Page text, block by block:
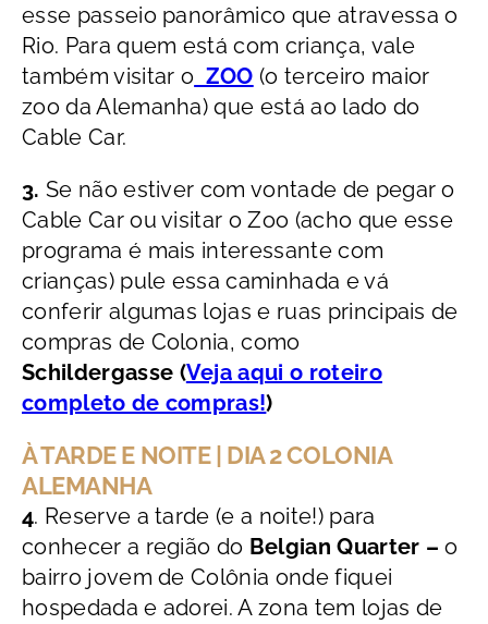
esse passeio panorâmico que atravessa o
Rio. Para quem está com criança, vale
também visitar o ZOO (o terceiro maior
zoo da Alemanha) que está ao lado do
Cable Car.
3. Se não estiver com vontade de pegar o
Cable Car ou visitar o Zoo (acho que esse
programa é mais interessante com
crianças) pule essa caminhada e vá
conferir algumas lojas e ruas principais de
compras de Colonia, como
Schildergasse (Veja aqui o roteiro
completo de compras!)
À TARDE E NOITE | DIA 2 COLONIA
ALEMANHA
4. Reserve a tarde (e a noite!) para
conhecer a região do Belgian Quarter – o
bairro jovem de Colônia onde fiquei
hospedada e adorei. A zona tem lojas de